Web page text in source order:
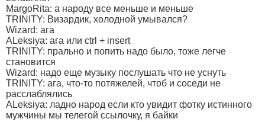
MargoRita: а народу все меньше и меньше
TRINITY: Визардик, холодной умывался?
Wizard: ага
ALeksiya: ага или ctrl + insert
TRINITY: прально и попить надо было, тоже легче
становится
Wizard: надо еще музыку послушать что не уснуть
TRINITY: ага, что-то потяжелей, чтоб и соседи не
расслаблялись
ALeksiya: ладно народ если кто увидит фотку истинного
мужчины мы телегой ссылочку, я байки